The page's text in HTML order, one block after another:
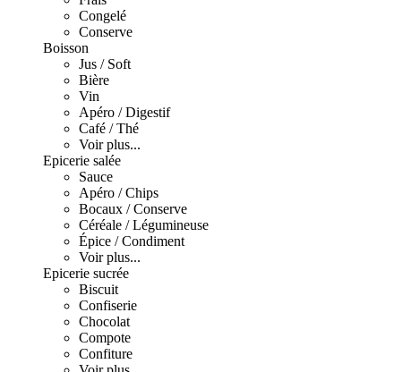
Congelé
Conserve
Boisson
Jus / Soft
Bière
Vin
Apéro / Digestif
Café / Thé
Voir plus...
Epicerie salée
Sauce
Apéro / Chips
Bocaux / Conserve
Céréale / Légumineuse
Épice / Condiment
Voir plus...
Epicerie sucrée
Biscuit
Confiserie
Chocolat
Compote
Confiture